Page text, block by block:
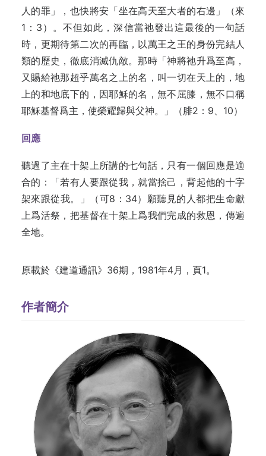
人的罪」，也快將安「坐在高天至大者的右邊」（來
1：3）。不但如此，深信當祂發出這最後的一句話
時，更期待第二次的再臨，以萬王之王的身份完結人
類的歷史，徹底消滅仇敵。那時「神將祂升爲至高，
又賜給祂那超乎萬名之上的名，叫一切在天上的，地
上的和地底下的，因耶穌的名，無不屈膝，無不口稱
耶穌基督爲主，使榮耀歸與父神。」（腓2：9、10）
回應
聽過了主在十架上所講的七句話，只有一個回應是適
合的：「若有人要跟從我，就當捨己，背起他的十字
架來跟從我。」（可8：34）願聽見的人都把生命獻
上爲活祭，把基督在十架上爲我們完成的救恩，傳遍
全地。
原載於《建道通訊》36期，1981年4月，頁1。
作者簡介